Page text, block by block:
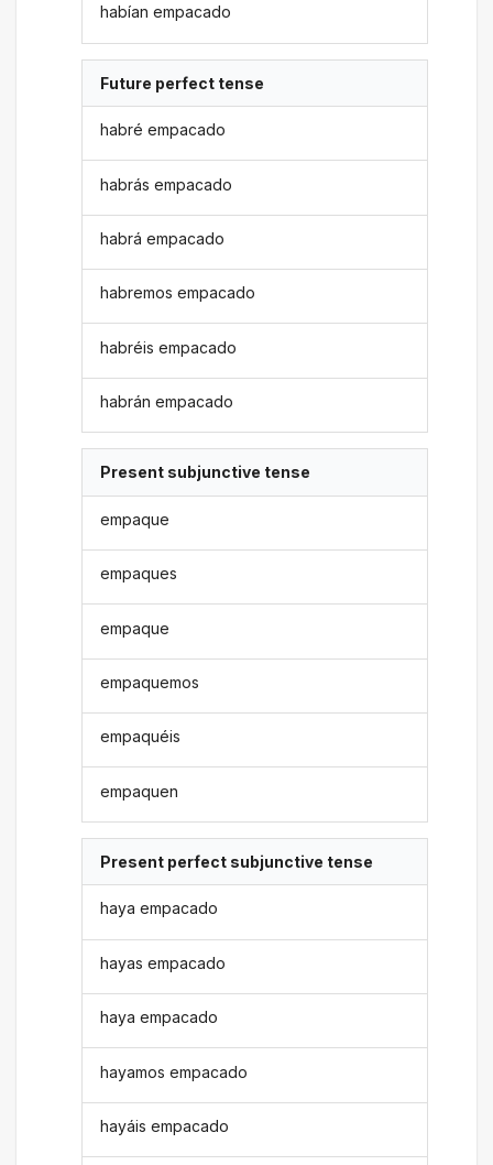
habían empacado
Future perfect tense
habré empacado
habrás empacado
habrá empacado
habremos empacado
habréis empacado
habrán empacado
Present subjunctive tense
empaque
empaques
empaque
empaquemos
empaquéis
empaquen
Present perfect subjunctive tense
haya empacado
hayas empacado
haya empacado
hayamos empacado
hayáis empacado